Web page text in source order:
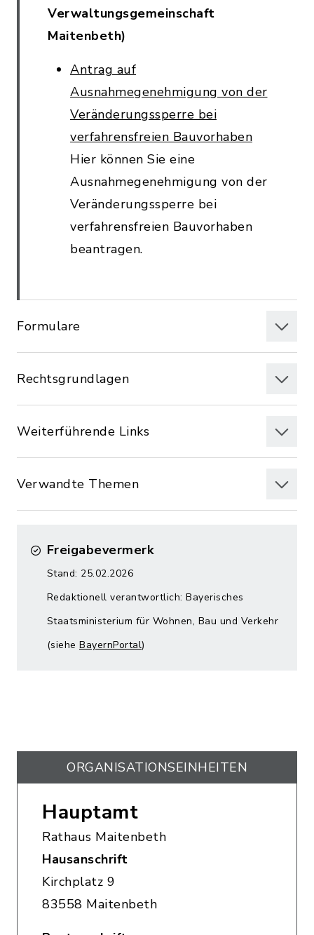
Verwaltungsgemeinschaft
Maitenbeth)
Antrag auf
Ausnahmegenehmigung von der
Veränderungssperre bei
verfahrensfreien Bauvorhaben
Hier können Sie eine
Ausnahmegenehmigung von der
Veränderungssperre bei
verfahrensfreien Bauvorhaben
beantragen.
Formulare
Rechtsgrundlagen
Weiterführende Links
Verwandte Themen
Freigabevermerk
Stand: 25.02.2026
Redaktionell verantwortlich: Bayerisches
Staatsministerium für Wohnen, Bau und Verkehr
(siehe BayernPortal)
ORGANISATIONS­EINHEITEN
Hauptamt
Rathaus Maitenbeth
Hausanschrift
Kirchplatz 9
83558 Maitenbeth